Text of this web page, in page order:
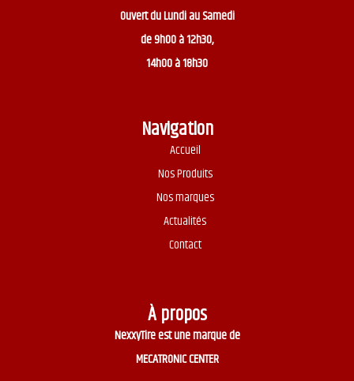
Ouvert duLundi au Samedi
de 9h00 à 12h30,
14h00 à 18h30
Navigation
Accueil
Nos Produits
Nos marques
Actualités
Contact
À propos
NexxyTire est une marque de
MECATRONIC CENTER